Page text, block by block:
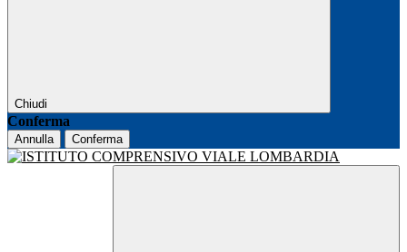
Chiudi
Conferma
Annulla Conferma